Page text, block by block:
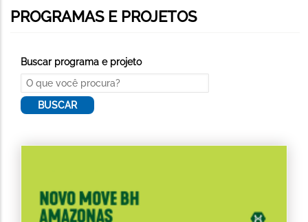
de
Buscar programa e projeto
PROGRAMAS E PROJETOS